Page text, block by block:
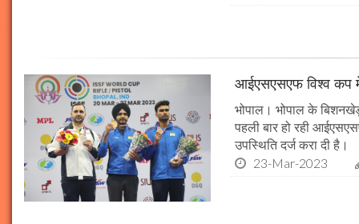
आईएसएसएफ विश्व कप
भोपाल। भोपाल के
पहली बार हो रही
उपस्थिति दर्ज करा दी है।
23-Mar-2023